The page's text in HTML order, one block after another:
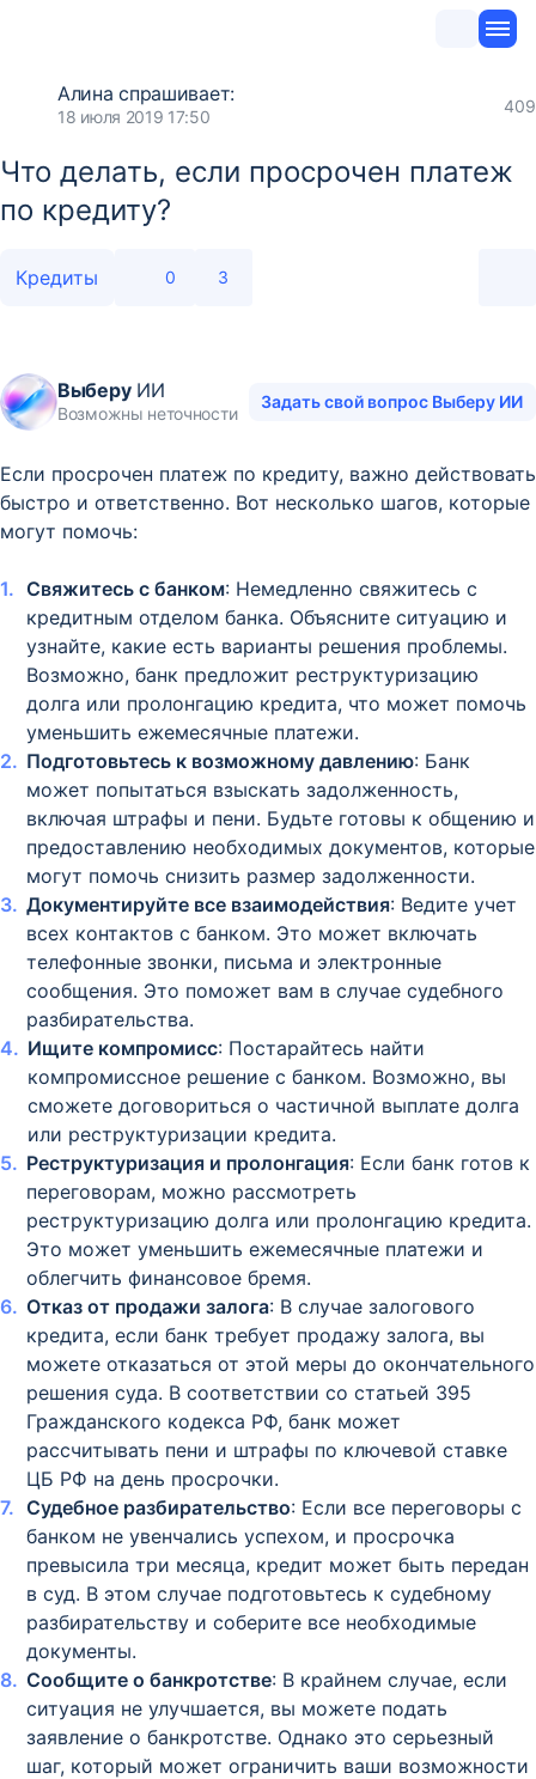
Алина спрашивает:
18 июля 2019 17:50
409
Что делать, если просрочен платеж
по кредиту?
Кредиты 0 3
ВыберуИИ
Возможны неточности
Задать свой вопрос Выберу ИИ
Если просрочен платеж по кредиту, важно действовать
быстро и ответственно. Вот несколько шагов, которые
могут помочь:
Свяжитесь с банком: Немедленно свяжитесь с
кредитным отделом банка. Объясните ситуацию и
узнайте, какие есть варианты решения проблемы.
Возможно, банк предложит реструктуризацию
долга или пролонгацию кредита, что может помочь
уменьшить ежемесячные платежи.
Подготовьтесь к возможному давлению: Банк
может попытаться взыскать задолженность,
включая штрафы и пени. Будьте готовы к общению и
предоставлению необходимых документов, которые
могут помочь снизить размер задолженности.
Документируйте все взаимодействия: Ведите учет
всех контактов с банком. Это может включать
телефонные звонки, письма и электронные
сообщения. Это поможет вам в случае судебного
разбирательства.
Ищите компромисс: Постарайтесь найти
компромиссное решение с банком. Возможно, вы
сможете договориться о частичной выплате долга
или реструктуризации кредита.
Реструктуризация и пролонгация: Если банк готов к
переговорам, можно рассмотреть
реструктуризацию долга или пролонгацию кредита.
Это может уменьшить ежемесячные платежи и
облегчить финансовое бремя.
Отказ от продажи залога: В случае залогового
кредита, если банк требует продажу залога, вы
можете отказаться от этой меры до окончательного
решения суда. В соответствии со статьей 395
Гражданского кодекса РФ, банк может
рассчитывать пени и штрафы по ключевой ставке
ЦБ РФ на день просрочки.
Судебное разбирательство: Если все переговоры с
банком не увенчались успехом, и просрочка
превысила три месяца, кредит может быть передан
в суд. В этом случае подготовьтесь к судебному
разбирательству и соберите все необходимые
документы.
Сообщите о банкротстве: В крайнем случае, если
ситуация не улучшается, вы можете подать
заявление о банкротстве. Однако это серьезный
шаг, который может ограничить ваши возможности